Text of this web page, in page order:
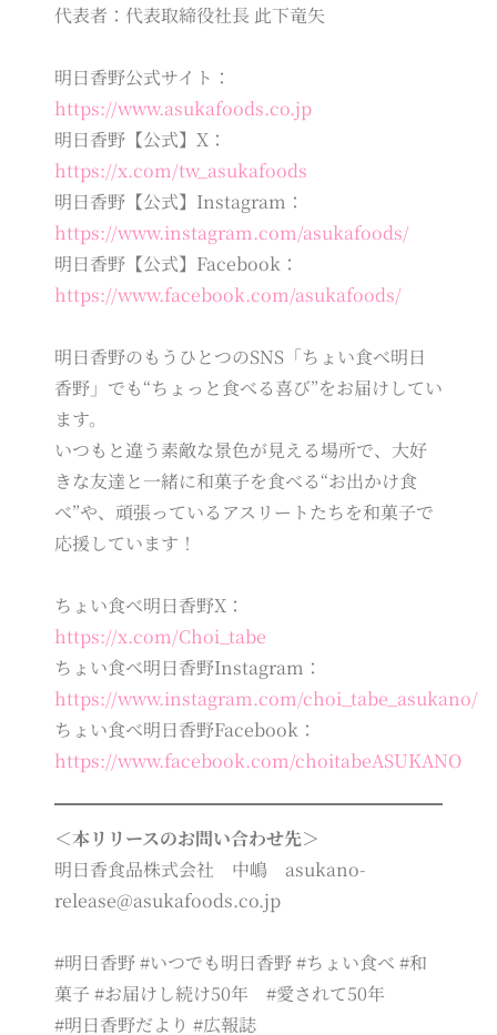
代表者：代表取締役社長 此下竜矢
明日香野公式サイト：
https://www.asukafoods.co.jp
明日香野【公式】X：
https://x.com/tw_asukafoods
明日香野【公式】Instagram：
https://www.instagram.com/asukafoods/
明日香野【公式】Facebook：
https://www.facebook.com/asukafoods/
明日香野のもうひとつのSNS「ちょい食べ明日
香野」でも“ちょっと食べる喜び”をお届けしてい
ます。
いつもと違う素敵な景色が見える場所で、大好
きな友達と一緒に和菓子を食べる“お出かけ食
べ”や、頑張っているアスリートたちを和菓子で
応援しています！
ちょい食べ明日香野X：
https://x.com/Choi_tabe
ちょい食べ明日香野Instagram：
https://www.instagram.com/choi_tabe_asukano/
ちょい食べ明日香野Facebook：
https://www.facebook.com/choitabeASUKANO
＜本リリースのお問い合わせ先＞
明日香食品株式会社 中嶋 asukano-
release@asukafoods.co.jp
#明日香野 #いつでも明日香野 #ちょい食べ #和
菓子 #お届けし続け50年 #愛されて50年
#明日香野だより #広報誌